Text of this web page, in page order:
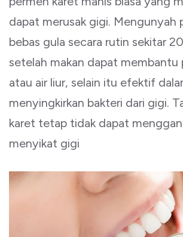
dapat merusak gigi. Mengunyah
bebas gula secara rutin sekitar
setelah makan dapat membantu
atau air liur, selain itu efektif
menyingkirkan bakteri dari gigi.
karet tetap tidak dapat
menyikat gigi